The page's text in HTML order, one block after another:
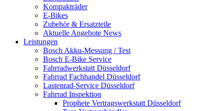
Kompakträder
E-Bikes
Zubehör & Ersatzteile
Aktuelle Angebote News
Leistungen
Bosch Akku-Messung / Test
Bosch E-Bike Service
Fahrradwerkstatt Düsseldorf
Fahrrad Fachhandel Düsseldorf
Lastenrad-Service Düsseldorf
Fahrrad Inspektion
Prophete Vertragswerkstatt Düsseldorf